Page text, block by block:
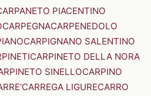
PIACENTINO
CARPEGNACARPENEDOLO
CARPIGNANO SALENTINO
CARPINETO DELLA NORA
SINELLOCARPINO
CARREGA LIGURECARRO